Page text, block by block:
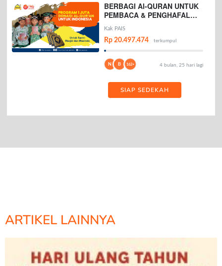
BERBAGI Al-QURAN UNTUK
PEMBACA & PENGHAFAL
AL-QURAN
Kak PAIS
Rp 20.497.474 terkumpul
N B 162+ 4 bulan, 25 hari lagi
SIAP SEDEKAH
ARTIKEL LAINNYA